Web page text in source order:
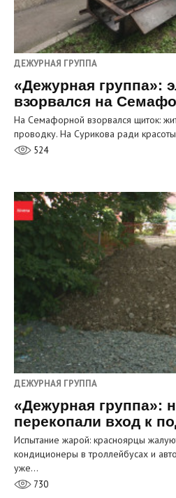
ДЕЖУРНАЯ ГРУППА
«Дежурная группа»:
взорвался на
На Семафорной взорвался щиток:
проводку. На Сурикова ради
524
ДЕЖУРНАЯ ГРУППА
«Дежурная группа»:
перекопали вход к
Испытание жарой: красноярцы
кондиционеры в троллейбусах и
уже…
730